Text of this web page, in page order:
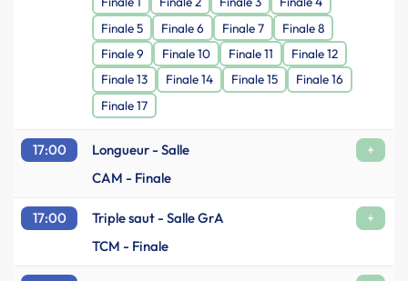
Finale 5
Finale 6 Finale 7
Finale 8
Finale 9
Finale 10 Finale 11
Finale 12
Finale 13
Finale 14 Finale 15
Finale 16
Finale 17
17:00 Longueur - Salle
+
CAM - Finale
17:00 Triple saut - Salle GrA
+
TCM - Finale